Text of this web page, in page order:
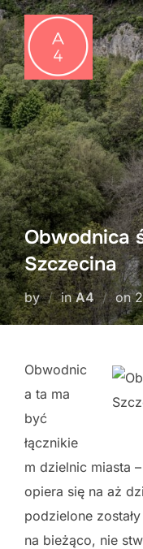
Skip
to
content
Obwodnica
Szczecina
by inA4 on
Obwodnic
a ta ma
być
łącznikie
m dzielnic miasta
opiera się na aż
podzielone
na bieżąco, nie